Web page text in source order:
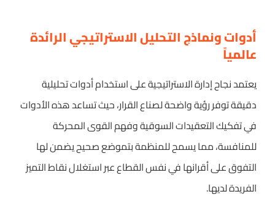
أدوات ونماذج التحليل الاستراتيجي الرائدة
عالمياً
يعتمد نجاح إدارة الاستراتيجية على استخدام أدوات تحليلية
دقيقة توفر رؤية واضحة لصناع القرار، حيث تساعد هذه الأدوات
في تفكيك التعقيدات السوقية وفهم القوى المحركة
للمنافسة، مما يسمح للمنظمة بتموضع صحيح يضمن لها
التفوق على أقرانها في نفس القطاع عبر استغلال نقاط التميز
الفريدة لديها.